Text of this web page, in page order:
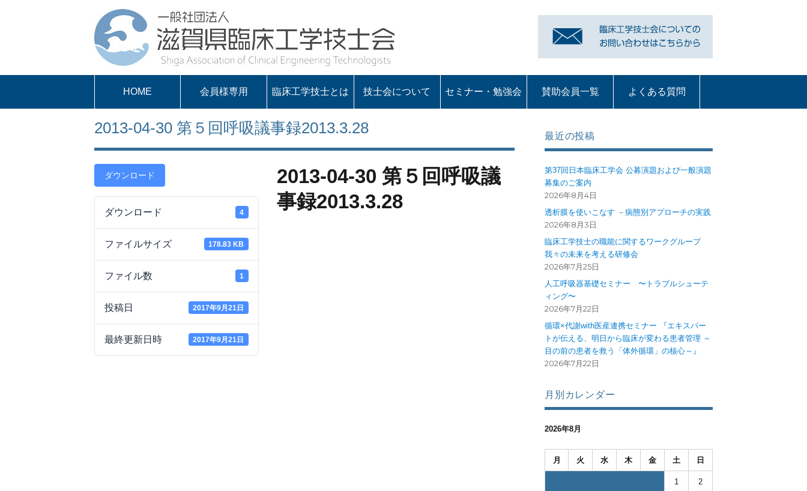
HOME 会員様専用
会員様専用
パスワードを取得
する
求人案内
臨床工学技士とは 技士会について
会長あいさつ
会の概要
役員一覧
定款・諸規程
入会のお知らせ
セミナー・勉強会 賛助会員一覧 よくある質問
2013-04-30 第５回呼吸議事録2013.3.28
ダウンロード
ダウンロード 4
ファイルサイズ 178.83 KB
ファイル数 1
投稿日 2017年9月21日
最終更新日時 2017年9月21日
2013-04-30 第５回呼吸議
事録2013.3.28
最近の投稿
第37回日本臨床工学会 公募演題および一般演題
募集のご案内
2026年8月4日
透析膜を使いこなす －病態別アプローチの実践
2026年8月3日
臨床工学技士の職能に関するワークグループ
我々の未来を考える研修会
2026年7月25日
人工呼吸器基礎セミナー 〜トラブルシューテ
ィング〜
2026年7月22日
循環×代謝with医産連携セミナー 『エキスパー
トが伝える、明日から臨床が変わる患者管理 ～
目の前の患者を救う「体外循環」の核心～』
2026年7月22日
月別カレンダー
2026年8月
月 火 水 木 金 土 日
1 2